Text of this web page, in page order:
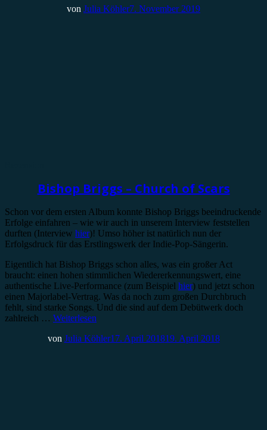
von Julia Köhler7. November 2019
Bishop Briggs – Church of Scars
Schon vor dem ersten Album konnte Bishop Briggs beeindruckende
Erfolge einfahren – wie wir auch in unserem Interview feststellen
durften (Interview hier)! Umso höher ist natürlich nun der
Erfolgsdruck für das Erstlingswerk der Indie-Pop-Sängerin.
Eigentlich hat Bishop Briggs schon alles, was ein großer Act
braucht: einen hohen stimmlichen Wiedererkennungswert, eine
authentische Live-Performance (zum Beispiel hier) und jetzt schon
einen Majorlabel-Vertrag. Was da noch zum großen Durchbruch
fehlt, sind starke Songs. Und die sind auf dem Debütwerk doch
zahlreich … Weiterlesen
von Julia Köhler17. April 201819. April 2018